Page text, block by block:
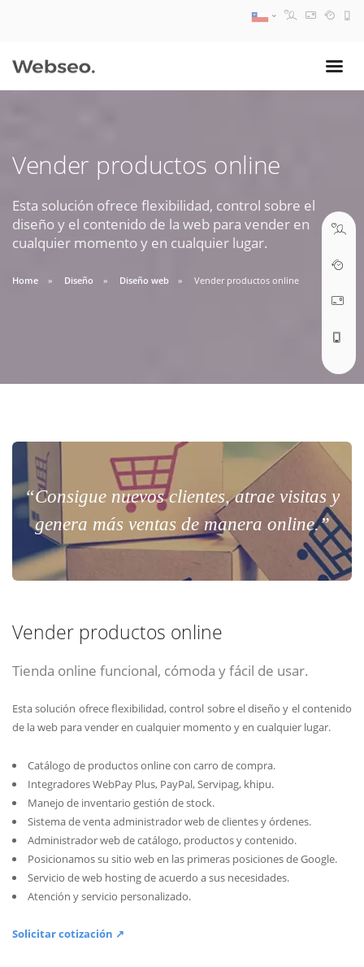
Vender productos online
Esta solución ofrece flexibilidad, control sobre el
diseño y el contenido de la web para vender en
cualquier momento y en cualquier lugar.
Home Diseño Diseño web Vender productos online
“Consigue nuevos clientes, atrae visitas y
genera más ventas de manera online.”
Vender productos online
Tienda online funcional, cómoda y fácil de usar.
Esta solución ofrece flexibilidad, control sobre el diseño y el contenido
de la web para vender en cualquier momento y en cualquier lugar.
Catálogo de productos online con carro de compra.
Integradores WebPay Plus, PayPal, Servipag, khipu.
Manejo de inventario gestión de stock.
Sistema de venta administrador web de clientes y órdenes.
Administrador web de catálogo, productos y contenido.
Posicionamos su sitio web en las primeras posiciones de Google.
Servicio de web hosting de acuerdo a sus necesidades.
Atención y servicio personalizado.
Solicitar cotización ↗
09:30 AM A 18:30 PM
soporte@webseo.cl
ABRIR TICKET